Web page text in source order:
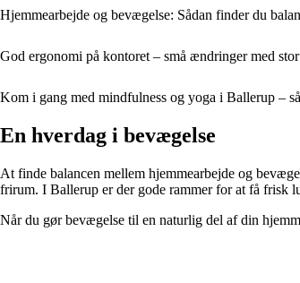
Hjemmearbejde og bevægelse: Sådan finder du
God ergonomi på kontoret – små ændringer med
Kom i gang med mindfulness og yoga i Ballerup –
En hverdag i bevægelse
At finde balancen mellem hjemmearbejde og
frirum. I Ballerup er der gode rammer for at få frisk
Når du gør bevægelse til en naturlig del af din